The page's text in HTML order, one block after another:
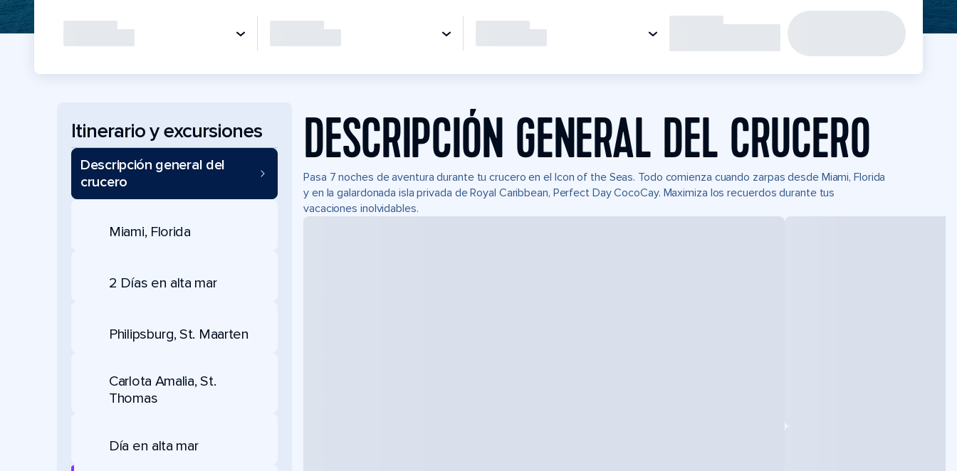
Itinerario y excursiones
Descripción general del
crucero
Miami, Florida
2 Días en alta mar
Philipsburg, St. Maarten
Carlota Amalia, St.
Thomas
Día en alta mar
DESCRIPCIÓN GENERAL DEL CRUCERO
Pasa 7 noches de aventura durante tu crucero en el Icon of the Seas. Todo comienza cuando zarpas desde Miami, Florida
y en la galardonada isla privada de Royal Caribbean, Perfect Day CocoCay. Maximiza los recuerdos durante tus
vacaciones inolvidables.